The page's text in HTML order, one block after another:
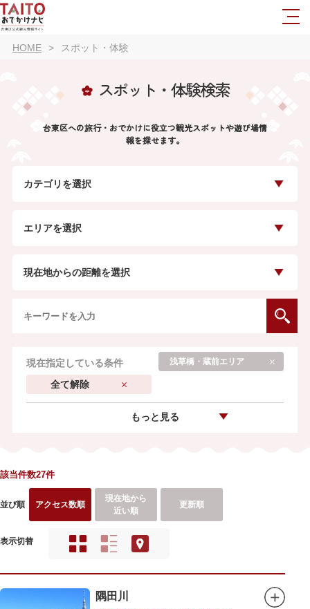
HOME スポット・体験
スポット・体験検索
台東区への旅行・おでかけに役立つ観光スポットや遊び場情
報を探せます。
カテゴリを選択
エリアを選択
現在地からの距離を選択
現在指定している条件 浅草橋・蔵前エリア
全て解除
もっと見る
該当件数27件
並び順 アクセス数順
現在地から
近い順
更新順
表示切替
隅田川